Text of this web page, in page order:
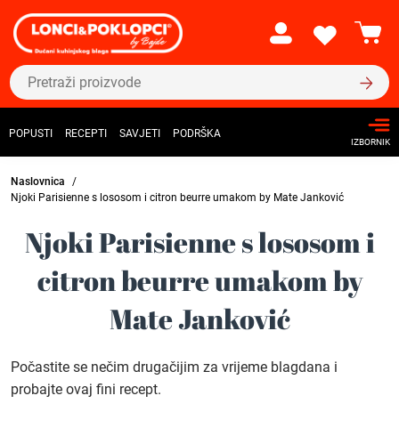
POPUSTI RECEPTI SAVJETI PODRŠKA
IZBORNIK
Naslovnica
Njoki Parisienne s lososom i citron beurre umakom by Mate Janković
Njoki Parisienne s lososom i
citron beurre umakom by
Mate Janković
Počastite se nečim drugačijim za vrijeme blagdana i
probajte ovaj fini recept.